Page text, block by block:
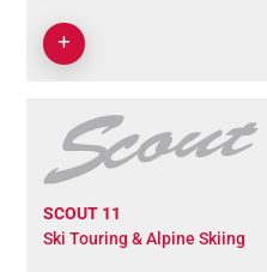
SCOUT 11
Ski Touring & Alpine Skiing